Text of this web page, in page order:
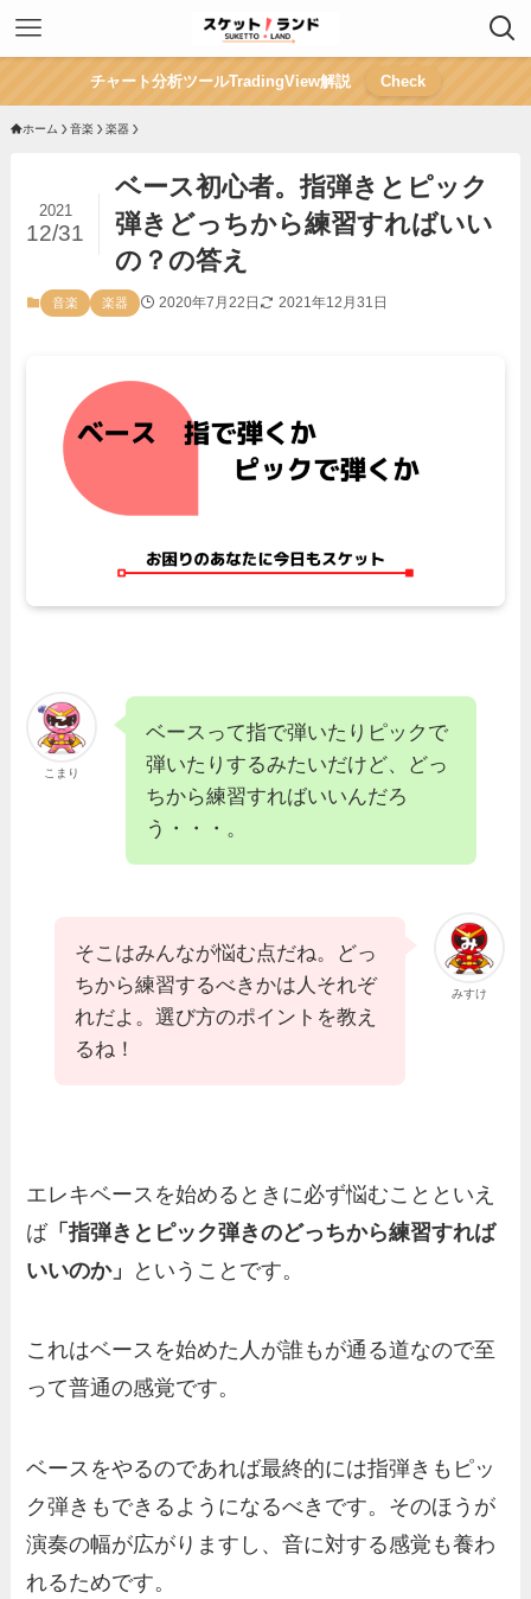
チャート分析ツールTradingView解説 Check
ホーム 音楽 楽器
ベース初心者。指弾きとピック
弾きどっちから練習すればいい
の？の答え
2021
12/31
音楽 楽器 2020年7月22日 2021年12月31日
こまり
ベースって指で弾いたりピックで
弾いたりするみたいだけど、どっ
ちから練習すればいいんだろ
う・・・。
みすけ
そこはみんなが悩む点だね。どっ
ちから練習するべきかは人それぞ
れだよ。選び方のポイントを教え
るね！
エレキベースを始めるときに必ず悩むことといえ
ば「指弾きとピック弾きのどっちから練習すれば
いいのか」
ということです。
これはベースを始めた人が誰もが通る道なので至
って普通の感覚です。
ベースをやるのであれば最終的には指弾きもピッ
ク弾きもできるようになるべきです。そのほうが
演奏の幅が広がりますし、音に対する感覚も養わ
れるためです。